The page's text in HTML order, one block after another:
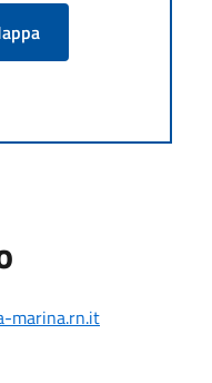
marina.rn.it